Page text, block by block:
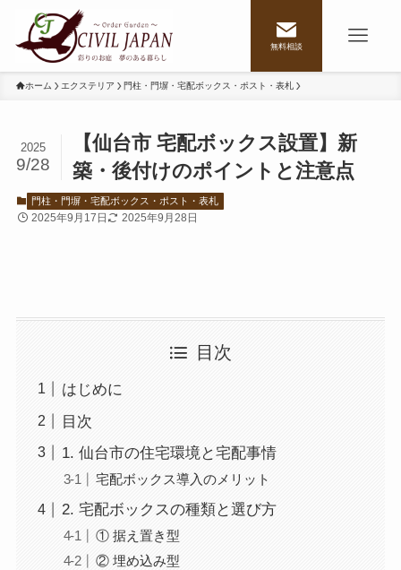
無料相談
ホーム エクステリア 門柱・門塀・宅配ボックス・ポスト・表札
【仙台市 宅配ボックス設置】新
築・後付けのポイントと注意点
2025
9/28
門柱・門塀・宅配ボックス・ポスト・表札
2025年9月17日 2025年9月28日
目次
はじめに
目次
1. 仙台市の住宅環境と宅配事情
宅配ボックス導入のメリット
2. 宅配ボックスの種類と選び方
① 据え置き型
② 埋め込み型